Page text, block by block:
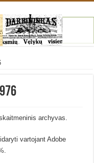
archyvas.
vartojant Adobe